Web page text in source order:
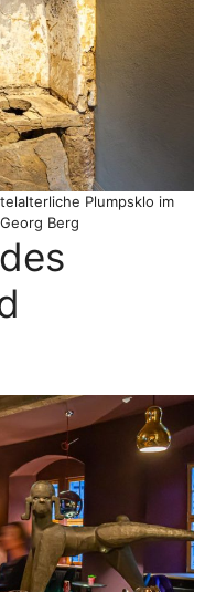
Plumpsklo im
Berg